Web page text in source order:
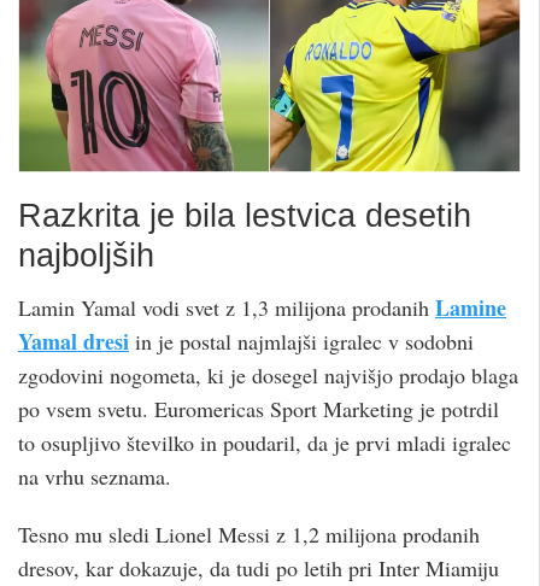
Razkrita je bila lestvica desetih
najboljših
Lamin Yamal vodi svet z 1,3 milijona prodanih Lamine
Yamal dresi in je postal najmlajši igralec v sodobni
zgodovini nogometa, ki je dosegel najvišjo prodajo blaga
po vsem svetu. Euromericas Sport Marketing je potrdil
to osupljivo številko in poudaril, da je prvi mladi igralec
na vrhu seznama.
Tesno mu sledi Lionel Messi z 1,2 milijona prodanih
dresov, kar dokazuje, da tudi po letih pri Inter Miamiju